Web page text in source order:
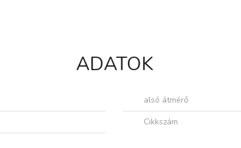
ADATOK
alsó átmérő
Cikkszám